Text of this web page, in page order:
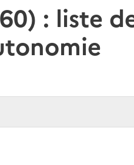
: liste